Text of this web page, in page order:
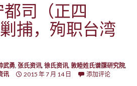
都司（正四
捕，殉职台湾
武勇, 张氏资讯, 徐氏资讯, 敦睦姓氏谱牒研究院,
讯 2015 年 7 月 14 日 添加评论